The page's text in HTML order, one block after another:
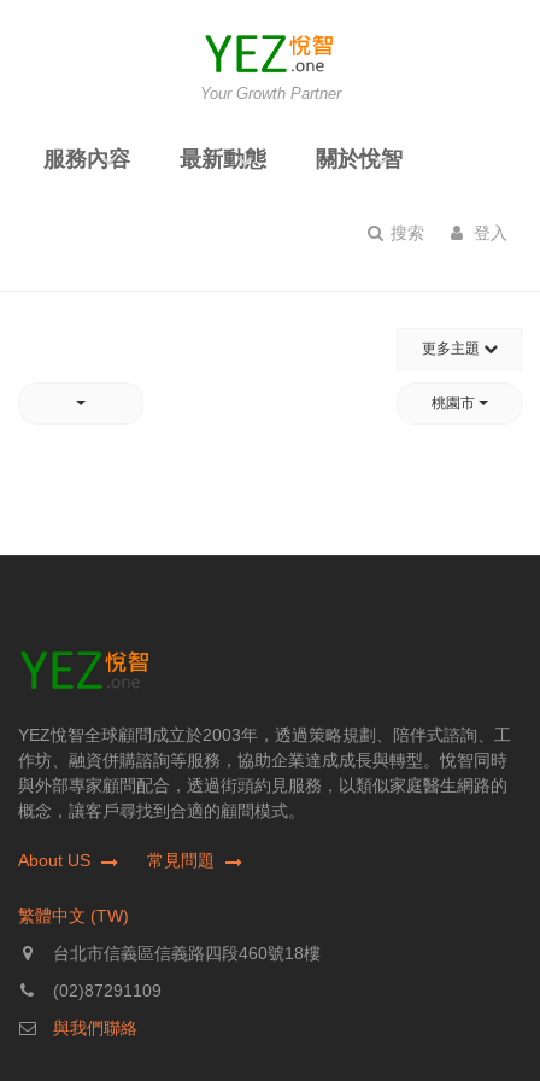
Your Growth Partner
服務內容 最新動態 關於悅智
搜索 登入
更多主題
桃園市
YEZ悅智全球顧問成立於2003年，透過策略規劃、陪伴式諮詢、工
作坊、融資併購諮詢等服務，協助企業達成成長與轉型。悅智同時
與外部專家顧問配合，透過街頭約見服務，以類似家庭醫生網路的
概念，讓客戶尋找到合適的顧問模式。
About US 常見問題
繁體中文 (TW)
台北市信義區信義路四段460號18樓
(02)87291109
與我們聯絡